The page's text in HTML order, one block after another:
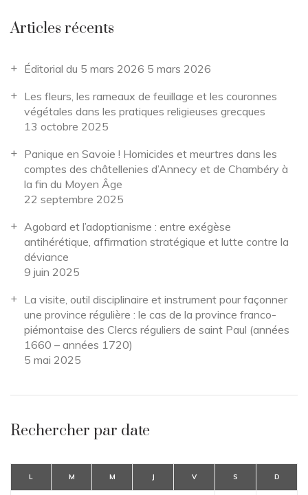
Articles récents
Éditorial du 5 mars 2026 5 mars 2026
Les fleurs, les rameaux de feuillage et les couronnes
végétales dans les pratiques religieuses grecques
13 octobre 2025
Panique en Savoie ! Homicides et meurtres dans les
comptes des châtellenies d’Annecy et de Chambéry à
la fin du Moyen Âge
22 septembre 2025
Agobard et l’adoptianisme : entre exégèse
antihérétique, affirmation stratégique et lutte contre la
déviance
9 juin 2025
La visite, outil disciplinaire et instrument pour façonner
une province régulière : le cas de la province franco-
piémontaise des Clercs réguliers de saint Paul (années
1660 – années 1720)
5 mai 2025
Rechercher par date
L M M J V S D